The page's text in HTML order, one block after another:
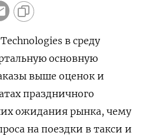
в среду
основную
выше оценок и
праздничного
ожидания рынка, чему
на поездки в такси и